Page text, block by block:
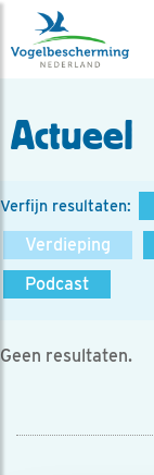
Actueel
Verfijn resultaten:
Verdieping
Podcast
Geen resultaten.